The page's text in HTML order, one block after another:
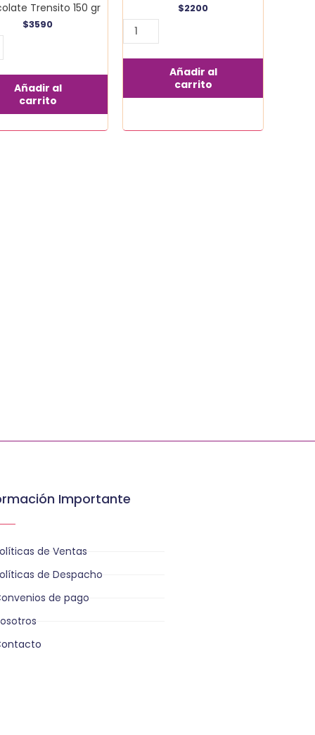
Trensito 150 gr
$3590
Añadir al
carrito
$2200
cantidad
Añadir al
carrito
Importante
de Ventas
de Despacho
de pago